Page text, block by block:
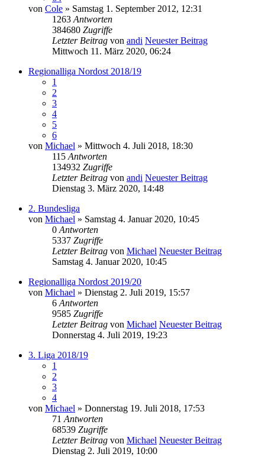
von Cole » Samstag 1. September 2012, 12:31
1263 Antworten
384680 Zugriffe
Letzter Beitrag von andi Neuester Beitrag
Mittwoch 11. März 2020, 06:24
Regionalliga Nordost 2018/19
1
2
3
4
5
6
von Michael » Mittwoch 4. Juli 2018, 18:30
115 Antworten
134932 Zugriffe
Letzter Beitrag von andi Neuester Beitrag
Dienstag 3. März 2020, 14:48
2. Bundesliga
von Michael » Samstag 4. Januar 2020, 10:45
0 Antworten
5337 Zugriffe
Letzter Beitrag von Michael Neuester Beitrag
Samstag 4. Januar 2020, 10:45
Regionalliga Nordost 2019/20
von Michael » Dienstag 2. Juli 2019, 15:57
6 Antworten
9585 Zugriffe
Letzter Beitrag von Michael Neuester Beitrag
Donnerstag 4. Juli 2019, 19:23
3. Liga 2018/19
1
2
3
4
von Michael » Donnerstag 19. Juli 2018, 17:53
71 Antworten
68539 Zugriffe
Letzter Beitrag von Michael Neuester Beitrag
Dienstag 2. Juli 2019, 10:00